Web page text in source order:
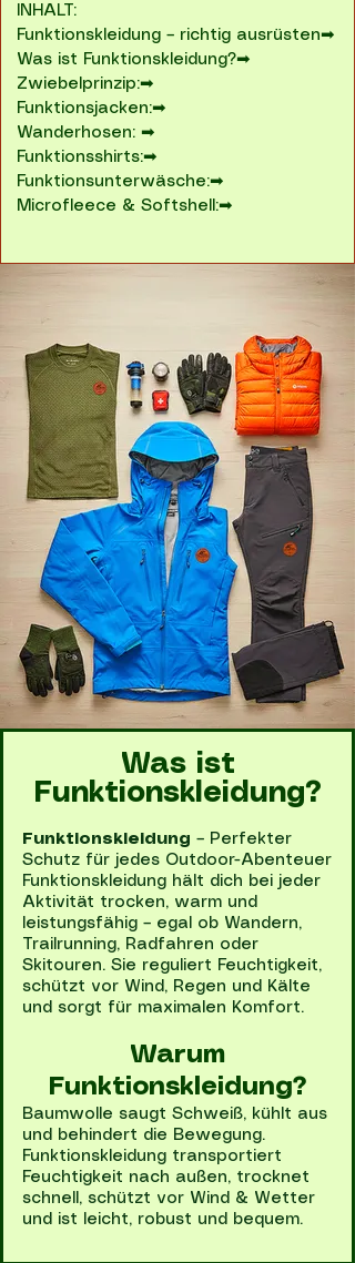
INHALT:
Funktionskleidung – richtig ausrüsten➡
Was ist Funktionskleidung?➡
Zwiebelprinzip:➡
Funktionsjacken:➡
Wanderhosen: ➡
Funktionsshirts:➡
Funktionsunterwäsche:➡
Microfleece & Softshell:➡
Was ist
Funktionskleidung?
Funktionskleidung – Perfekter
Schutz für jedes Outdoor-Abenteuer
Funktionskleidung hält dich bei jeder
Aktivität trocken, warm und
leistungsfähig – egal ob Wandern,
Trailrunning, Radfahren oder
Skitouren. Sie reguliert Feuchtigkeit,
schützt vor Wind, Regen und Kälte
und sorgt für maximalen Komfort.
Warum
Funktionskleidung?
Baumwolle saugt Schweiß, kühlt aus
und behindert die Bewegung.
Funktionskleidung transportiert
Feuchtigkeit nach außen, trocknet
schnell, schützt vor Wind & Wetter
und ist leicht, robust und bequem.